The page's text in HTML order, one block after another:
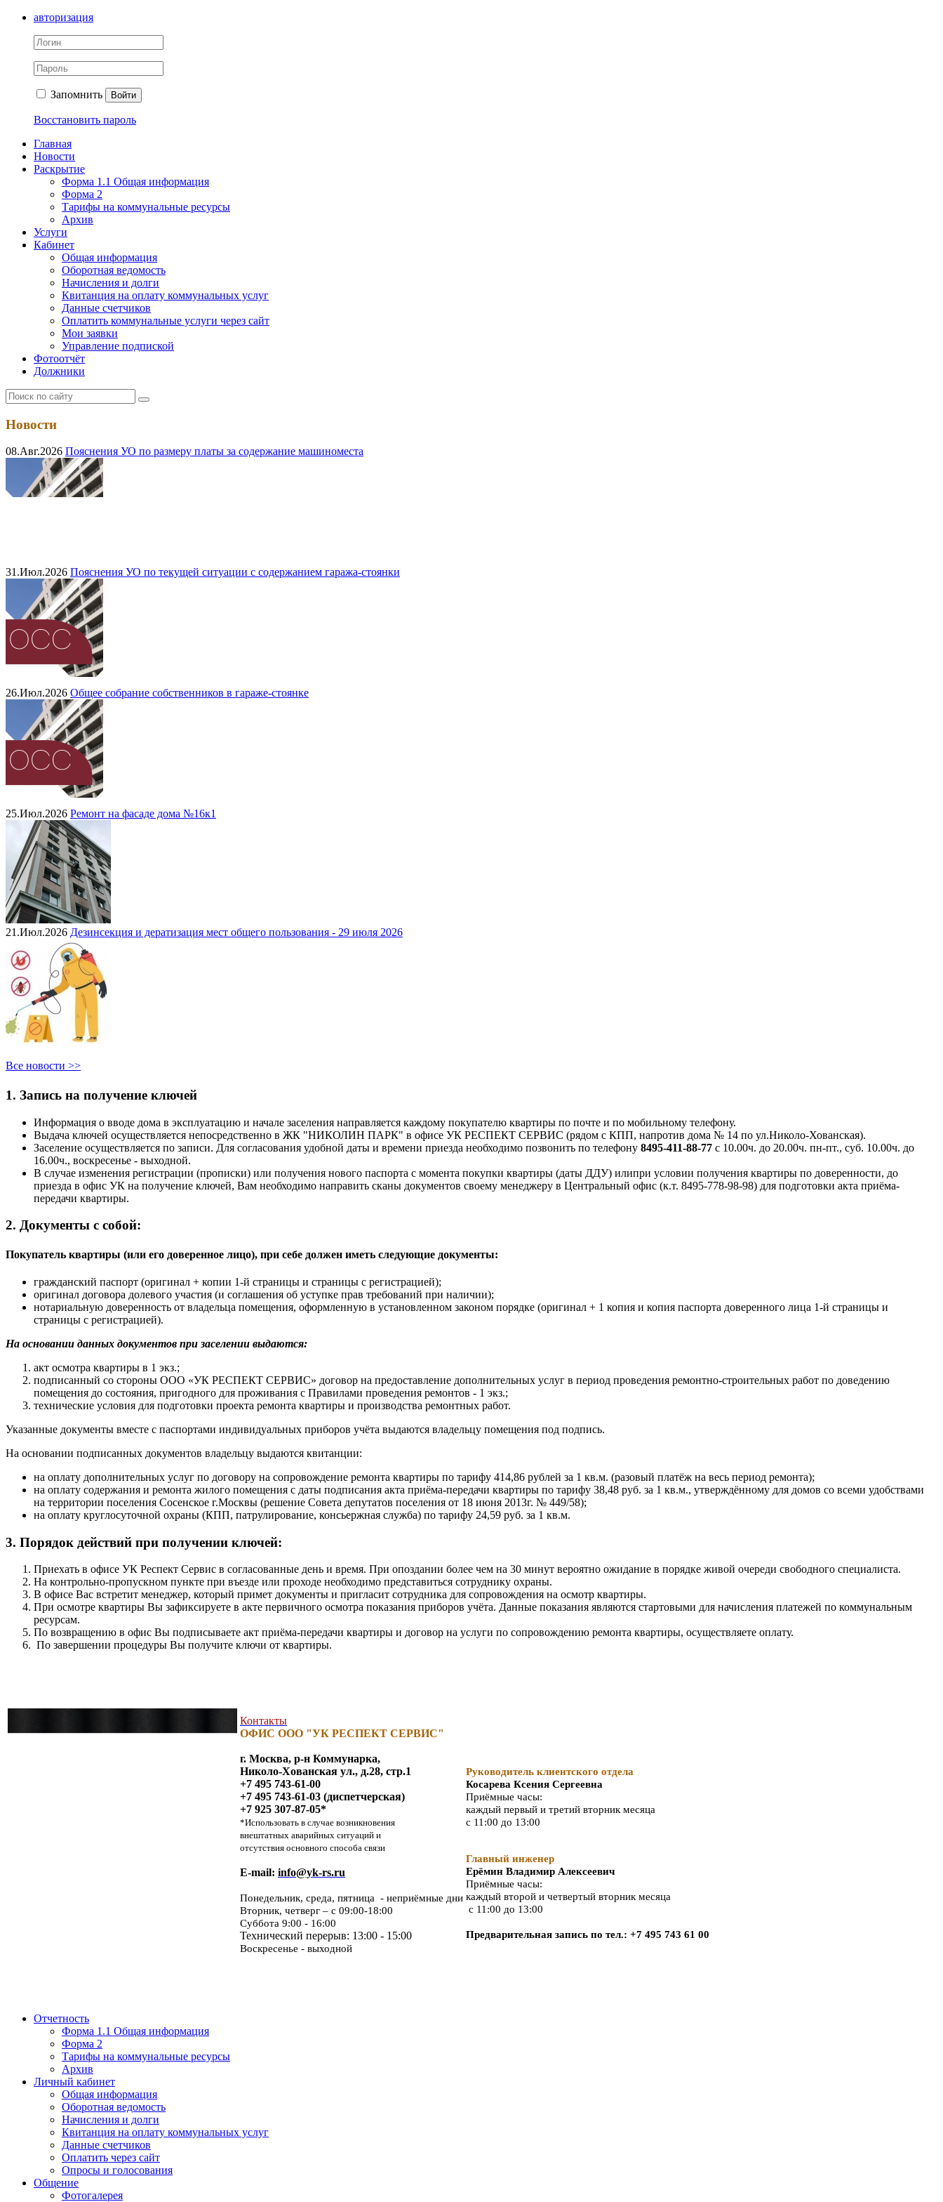
авторизация
Запомнить Войти
Восстановить пароль
Главная
Новости
Раскрытие
Форма 1.1 Общая информация
Форма 2
Тарифы на коммунальные ресурсы
Архив
Услуги
Кабинет
Общая информация
Оборотная ведомость
Начисления и долги
Квитанция на оплату коммунальных услуг
Данные счетчиков
Оплатить коммунальные услуги через сайт
Мои заявки
Управление подпиской
Фотоотчёт
Должники
Новости
08.Авг.2026 Пояснения УО по размеру платы за содержание машиноместа
31.Июл.2026 Пояснения УО по текущей ситуации с содержанием гаража‑стоянки
26.Июл.2026 Общее собрание собственников в гараже-стоянке
25.Июл.2026 Ремонт на фасаде дома №16к1
21.Июл.2026 Дезинсекция и дератизация мест общего пользования - 29 июля 2026
Все новости >>
1. Запись на получение ключей
Информация о вводе дома в эксплуатацию и начале заселения направляется каждому покупателю квартиры по почте и по мобильному телефону.
Выдача ключей осуществляется непосредственно в ЖК "НИКОЛИН ПАРК" в офисе УК РЕСПЕКТ СЕРВИС (рядом с КПП, напротив дома № 14 по ул.Николо-Хованская).
Заселение осуществляется по записи. Для согласования удобной даты и времени приезда необходимо позвонить по телефону 8495-411-88-77 с 10.00ч. до 20.00ч. пн-пт., суб. 10.00ч. до
16.00ч., воскресенье - выходной.
В случае изменения регистрации (прописки) или получения нового паспорта с момента покупки квартиры (даты ДДУ) илипри условии получения квартиры по доверенности, до
приезда в офис УК на получение ключей, Вам необходимо направить сканы документов своему менеджеру в Центральный офис (к.т. 8495-778-98-98) для подготовки акта приёма-
передачи квартиры.
2. Документы с собой:
Покупатель квартиры (или его доверенное лицо), при себе должен иметь следующие документы:
гражданский паспорт (оригинал + копии 1-й страницы и страницы с регистрацией);
оригинал договора долевого участия (и соглашения об уступке прав требований при наличии);
нотариальную доверенность от владельца помещения, оформленную в установленном законом порядке (оригинал + 1 копия и копия паспорта доверенного лица 1-й страницы и
страницы с регистрацией).
На основании данных документов при заселении выдаются:
акт осмотра квартиры в 1 экз.;
подписанный со стороны ООО «УК РЕСПЕКТ СЕРВИС» договор на предоставление дополнительных услуг в период проведения ремонтно-строительных работ по доведению
помещения до состояния, пригодного для проживания с Правилами проведения ремонтов - 1 экз.;
технические условия для подготовки проекта ремонта квартиры и производства ремонтных работ.
Указанные документы вместе с паспортами индивидуальных приборов учёта выдаются владельцу помещения под подпись.
На основании подписанных документов владельцу выдаются квитанции:
на оплату дополнительных услуг по договору на сопровождение ремонта квартиры по тарифу 414,86 рублей за 1 кв.м. (разовый платёж на весь период ремонта);
на оплату содержания и ремонта жилого помещения с даты подписания акта приёма-передачи квартиры по тарифу 38,48 руб. за 1 кв.м., утверждённому для домов со всеми удобствами
на территории поселения Сосенское г.Москвы (решение Совета депутатов поселения от 18 июня 2013г. № 449/58);
на оплату круглосуточной охраны (КПП, патрулирование, консьержная служба) по тарифу 24,59 руб. за 1 кв.м.
3. Порядок действий при получении ключей:
Приехать в офисе УК Респект Сервис в согласованные день и время. При опоздании более чем на 30 минут вероятно ожидание в порядке живой очереди свободного специалиста.
На контрольно-пропускном пункте при въезде или проходе необходимо представиться сотруднику охраны.
В офисе Вас встретит менеджер, который примет документы и пригласит сотрудника для сопровождения на осмотр квартиры.
При осмотре квартиры Вы зафиксируете в акте первичного осмотра показания приборов учёта. Данные показания являются стартовыми для начисления платежей по коммунальным
ресурсам.
По возвращению в офис Вы подписываете акт приёма-передачи квартиры и договор на услуги по сопровождению ремонта квартиры, осуществляете оплату.
По завершении процедуры Вы получите ключи от квартиры.
Контакты
ОФИС ООО "УК РЕСПЕКТ СЕРВИС"
г. Москва, р-н Коммунарка,
Николо-Хованская ул., д.28, стр.1
+7 495 743-61-00
+7 495 743-61-03 (диспетчерская)
+7 925 307-87-05*
*Использовать в случае возникновения
внештатных аварийных ситуаций и
отсутствия основного способа связи
E-mail: info@yk-rs.ru
Понедельник, среда, пятница - неприёмные дни
Вторник, четверг – с 09:00-18:00
Суббота 9:00 - 16:00
Технический перерыв: 13:00 - 15:00
Воскресенье - выходной
Руководитель клиентского отдела
Косарева Ксения Сергеевна
Приёмные часы:
каждый первый и третий вторник месяца
с 11:00 до 13:00
Главный инженер
Ерёмин Владимир Алексеевич
Приёмные часы:
каждый второй и четвертый вторник месяца
с 11:00 до 13:00
Предварительная запись по тел.: +7 495 743 61 00
Отчетность
Форма 1.1 Общая информация
Форма 2
Тарифы на коммунальные ресурсы
Архив
Личный кабинет
Общая информация
Оборотная ведомость
Начисления и долги
Квитанция на оплату коммунальных услуг
Данные счетчиков
Оплатить через сайт
Опросы и голосования
Общение
Фотогалерея